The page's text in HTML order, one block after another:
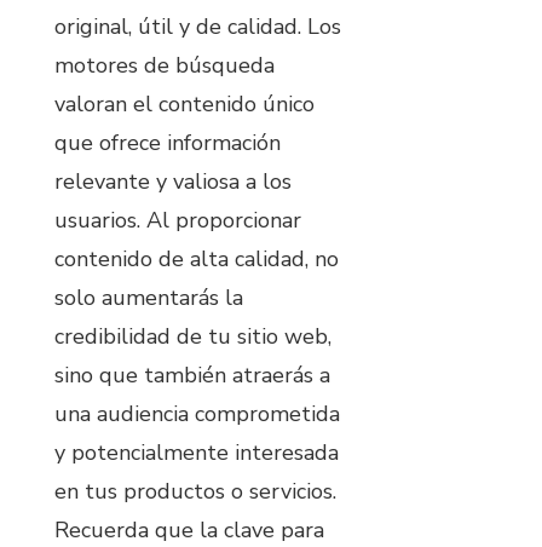
original, útil y de calidad. Los
motores de búsqueda
valoran el contenido único
que ofrece información
relevante y valiosa a los
usuarios. Al proporcionar
contenido de alta calidad, no
solo aumentarás la
credibilidad de tu sitio web,
sino que también atraerás a
una audiencia comprometida
y potencialmente interesada
en tus productos o servicios.
Recuerda que la clave para